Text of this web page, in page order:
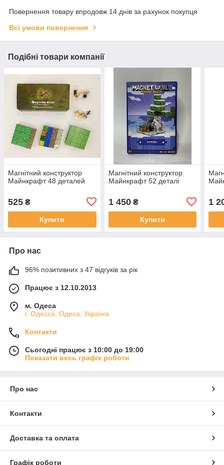
Повернення товару впродовж 14 днів за рахунок покупця
Всі умови повернення
Подібні товари компанії
Магнітний конструктор
Майнкрафт 48 деталей
525 ₴
Купити
Магнітний конструктор
Майнкрафт 52 деталі
1 450₴
Купити
1
Про нас
96% позитивних з 47 відгуків за рік
Працює з 12.10.2013
м. Одеса
г. Одесса, Одеса, Україна
Контакти
Сьогодні працює з 10:00 до 19:00
Показати весь графік роботи
Про нас
Контакти
Доставка та оплата
Графік роботи